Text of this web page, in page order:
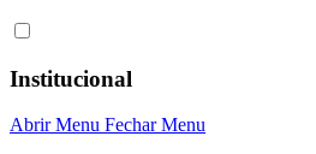
Institucional
Abrir Menu Fechar Menu